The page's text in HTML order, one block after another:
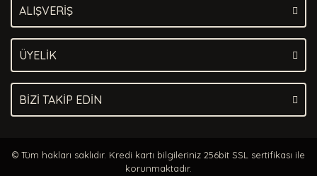
ALIŞVERİŞ
ÜYELİK
BİZİ TAKİP EDİN
© Tüm hakları saklıdır. Kredi kartı bilgileriniz 256bit SSL sertifikası ile
korunmaktadır.